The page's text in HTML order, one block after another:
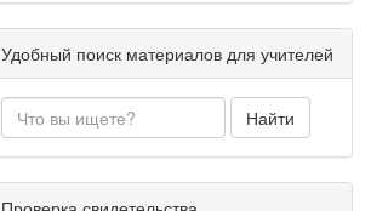
Удобный поиск материалов для учителей
Найти